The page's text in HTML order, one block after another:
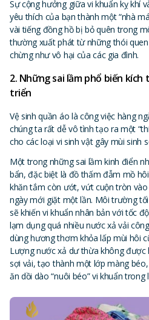
Sự cộng hưởng giữa vi khuẩn kỵ khí
yêu thích của bạn thành một “nhà
vài tiếng đồng hồ bị bỏ quên trong
thường xuất phát từ những thói
chừng như vô hại của các gia đình.
2. Những sai lầm phổ biến
triển
Vệ sinh quần áo là công việc hàng
chúng ta rất dễ vô tình tạo ra một
cho các loại vi sinh vật gây mùi sinh
Một trong những sai lầm kinh điển
bẩn, đặc biệt là đồ thấm đẫm mồ
khăn tắm còn ướt, vứt cuộn tròn
ngày mới giặt một lần. Môi trường
sẽ khiến vi khuẩn nhân bản với tốc
lạm dụng quá nhiều nước xả vải
dùng hương thơm khỏa lấp mùi hôi
Lượng nước xả dư thừa không được
sợi vải, tạo thành một lớp màng
ăn dồi dào “nuôi béo” vi khuẩn trong